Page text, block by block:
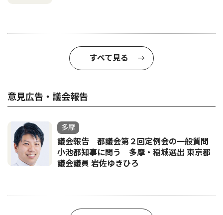
すべて見る
意見広告・議会報告
多摩
議会報告 都議会第２回定例会の一般質問
小池都知事に問う 多摩・稲城選出 東京都
議会議員 岩佐ゆきひろ